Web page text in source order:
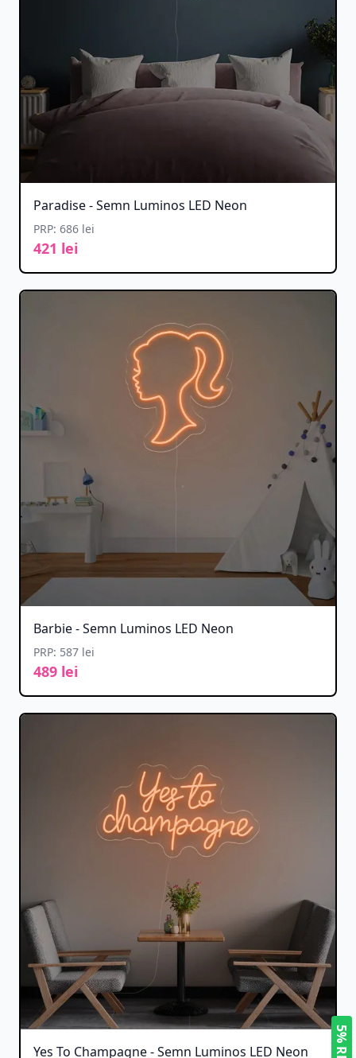
Paradise - Semn Luminos LED Neon
PRP: 686 lei
421 lei
Barbie - Semn Luminos LED Neon
PRP: 587 lei
489 lei
Yes To Champagne - Semn Luminos LED Neon